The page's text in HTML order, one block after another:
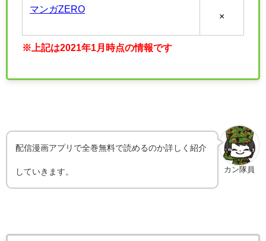
マンガZERO
×
※上記は2021年1月時点の情報です
カン隊員
配信漫画アプリで全巻無料で読めるのか詳しく紹介
していきます。